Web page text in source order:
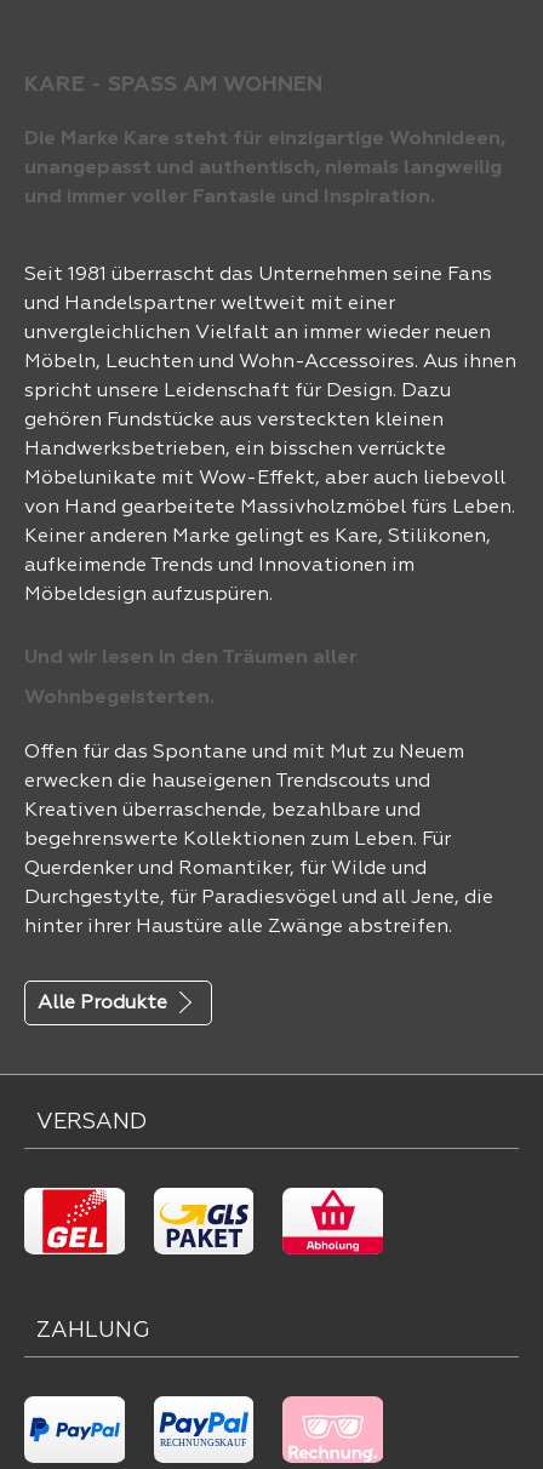
KARE - SPASS AM WOHNEN
Die Marke Kare steht für einzigartige Wohnideen,
unangepasst und authentisch, niemals langweilig
und immer voller Fantasie und Inspiration.
Seit 1981 überrascht das Unternehmen seine Fans
und Handelspartner weltweit mit einer
unvergleichlichen Vielfalt an immer wieder neuen
Möbeln, Leuchten und Wohn-Accessoires. Aus ihnen
spricht unsere Leidenschaft für Design. Dazu
gehören Fundstücke aus versteckten kleinen
Handwerksbetrieben, ein bisschen verrückte
Möbelunikate mit Wow-Effekt, aber auch liebevoll
von Hand gearbeitete Massivholzmöbel fürs Leben.
Keiner anderen Marke gelingt es Kare, Stilikonen,
aufkeimende Trends und Innovationen im
Möbeldesign aufzuspüren.
Und wir lesen in den Träumen aller
Wohnbegeisterten.
Offen für das Spontane und mit Mut zu Neuem
erwecken die hauseigenen Trendscouts und
Kreativen überraschende, bezahlbare und
begehrenswerte Kollektionen zum Leben. Für
Querdenker und Romantiker, für Wilde und
Durchgestylte, für Paradiesvögel und all Jene, die
hinter ihrer Haustüre alle Zwänge abstreifen.
Alle Produkte
VERSAND
ZAHLUNG